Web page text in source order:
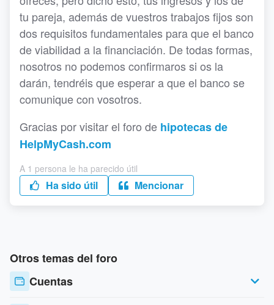
tu pareja, además de vuestros trabajos fijos son
dos requisitos fundamentales para que el banco
de viabilidad a la financiación. De todas formas,
nosotros no podemos confirmaros si os la
darán, tendréis que esperar a que el banco se
comunique con vosotros.
Gracias por visitar el foro de hipotecas de
HelpMyCash.com
A 1 persona le ha parecido útil
Ha sido útil Mencionar
Otros temas del foro
Cuentas